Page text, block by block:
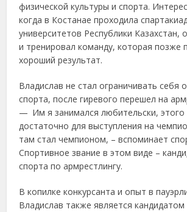
физической культуры и спорта.
когда в Костанае проходила
университетов Республики Казахстан,
и тренировал команду, которая позже
хороший результат.
Владислав не стал ограничивать себя
спорта, после гиревого перешел на
— Им я занимался любительски, этого
достаточно для выступления на
там стал чемпионом, – вспоминает
Спортивное звание в этом виде –
спорта по армрестлингу.
В копилке конкурсанта и опыт в
Владислав также является кандидатом